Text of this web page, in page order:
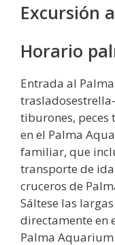
Excursión
Horario
Entrada al
tiburones, peces
en el Palma
familiar, que
transporte de
cruceros de
Sáltese las
directamente en
Palma